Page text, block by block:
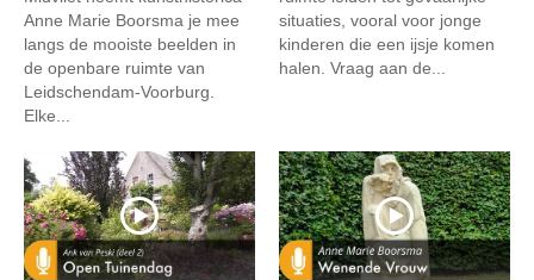
Anne Marie Boorsma je mee
langs de mooiste beelden in
de openbare ruimte van
Leidschendam-Voorburg.
Elke...
situaties, vooral voor jonge
kinderen die een ijsje komen
halen. Vraag aan de...